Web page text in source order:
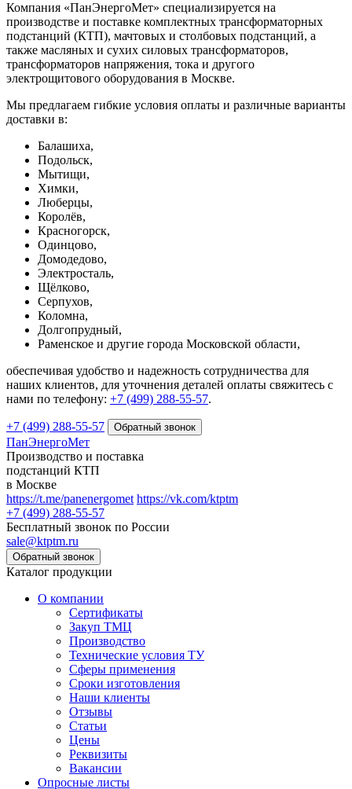
Компания «ПанЭнергоМет» специализируется на
производстве и поставке комплектных трансформаторных
подстанций (КТП), мачтовых и столбовых подстанций, а
также масляных и сухих силовых трансформаторов,
трансформаторов напряжения, тока и другого
электрощитового оборудования в Москве.
Мы предлагаем гибкие условия оплаты и различные варианты
доставки в:
Балашиха,
Подольск,
Мытищи,
Химки,
Люберцы,
Королёв,
Красногорск,
Одинцово,
Домодедово,
Электросталь,
Щёлково,
Серпухов,
Коломна,
Долгопрудный,
Раменское и другие города Московской области,
обеспечивая удобство и надежность сотрудничества для
наших клиентов, для уточнения деталей оплаты свяжитесь с
нами по телефону: +7 (499) 288-55-57.
+7 (499) 288-55-57
ПанЭнергоМет
Производство и поставка
подстанций КТП
в Москве
https://t.me/panenergomet https://vk.com/ktptm
+7 (499) 288-55-57
Бесплатный звонок по России
sale@ktptm.ru
Каталог продукции
О компании
Сертификаты
Закуп ТМЦ
Производство
Технические условия ТУ
Сферы применения
Сроки изготовления
Наши клиенты
Отзывы
Статьи
Цены
Реквизиты
Вакансии
Опросные листы